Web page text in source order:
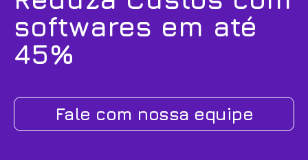
softwares em até
45%
Fale com nossa equipe